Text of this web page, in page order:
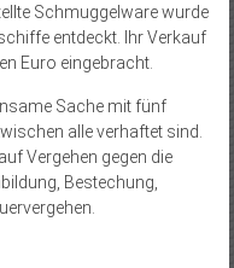
Schmuggelware wurde
entdeckt. Ihr Verkauf
Euro eingebracht.
Sache mit fünf
alle verhaftet sind.
Vergehen gegen die
Bestechung,